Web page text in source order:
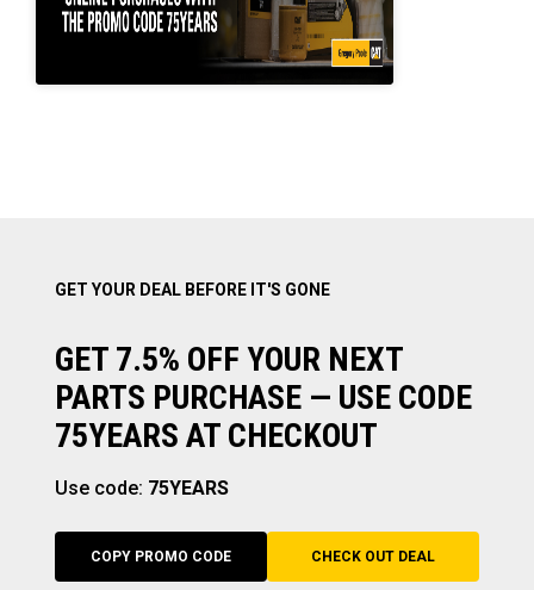
GET YOUR DEAL BEFORE IT'S GONE
GET 7.5% OFF YOUR NEXT
PARTS PURCHASE — USE CODE
75YEARS AT CHECKOUT
Use code: 75YEARS
COPY PROMO CODE CHECK OUT DEAL